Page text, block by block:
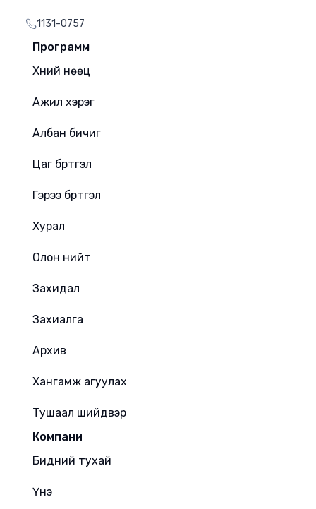
1131-0757
Программ
Хүний нөөц
Ажил хэрэг
Албан бичиг
Цаг бүртгэл
Гэрээ бүртгэл
Хурал
Олон нийт
Захидал
Захиалга
Архив
Хангамж агуулах
Тушаал шийдвэр
Компани
Бидний тухай
Үнэ